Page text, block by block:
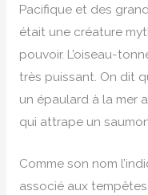
Pacifique et des
était une créature
pouvoir. L’oiseau-
très puissant. On dit
un épaulard à la mer
qui attrape un
Comme son nom
associé aux